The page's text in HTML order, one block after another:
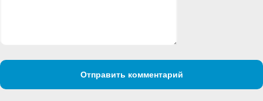
Отправить комментарий